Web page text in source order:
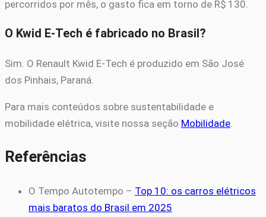
percorridos por mês, o gasto fica em torno de R$ 130.
O Kwid E-Tech é fabricado no Brasil?
Sim. O Renault Kwid E-Tech é produzido em São José
dos Pinhais, Paraná.
Para mais conteúdos sobre sustentabilidade e
mobilidade elétrica, visite nossa seção Mobilidade.
Referências
O Tempo Autotempo – Top 10: os carros elétricos
mais baratos do Brasil em 2025